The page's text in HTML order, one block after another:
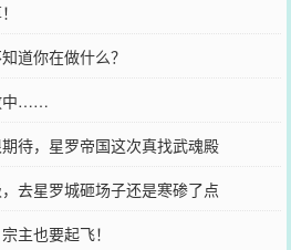
道你在做什么？
中……
待，星罗帝国这次真找武魂殿
去星罗城砸场子还是寒碜了点
主也要起飞！